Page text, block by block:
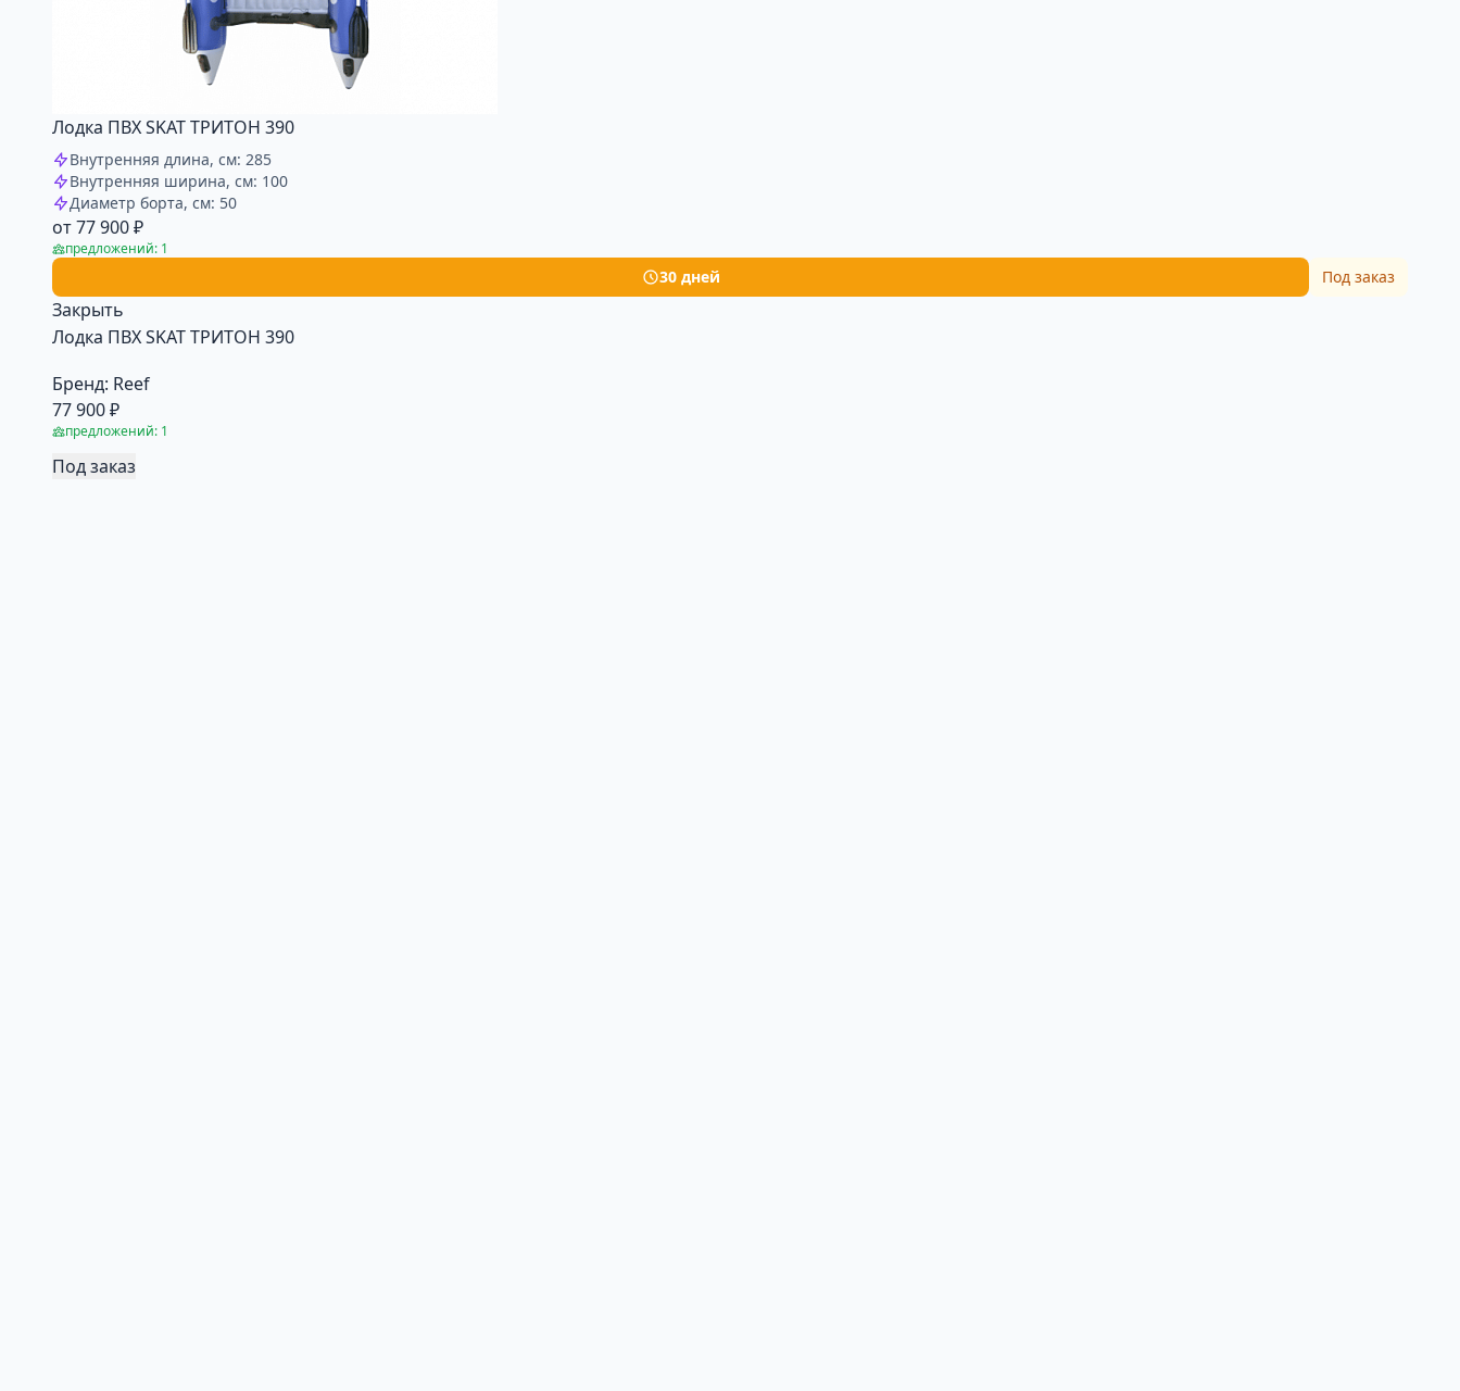
Лодка ПВХ SKAT ТРИТОН 390
Внутренняя длина, см: 285
Внутренняя ширина, см: 100
Диаметр борта, см: 50
от 77 900 ₽
предложений: 1
30 дней Под заказ
Закрыть
Лодка ПВХ SKAT ТРИТОН 390
Бренд: Reef
77 900 ₽
предложений: 1
Под заказ